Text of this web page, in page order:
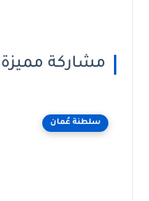
مشاركة مميزة
سلطنة عُمان